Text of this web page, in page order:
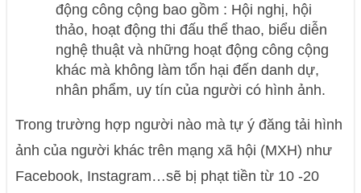
động công cộng bao gồm : Hội nghị, hội
thảo, hoạt động thi đấu thể thao, biểu diễn
nghệ thuật và những hoạt động công cộng
khác mà không làm tổn hại đến danh dự,
nhân phẩm, uy tín của người có hình ảnh.
Trong trường hợp người nào mà tự ý đăng tải hình
ảnh của người khác trên mạng xã hội (MXH) như
Facebook, Instagram…sẽ bị phạt tiền từ 10 -20